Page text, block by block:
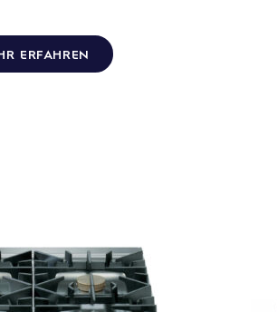
ERFAHREN